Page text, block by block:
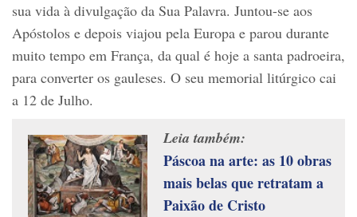
sua vida à divulgação da Sua Palavra. Juntou-se aos
Apóstolos e depois viajou pela Europa e parou durante
muito tempo em França, da qual é hoje a santa padroeira,
para converter os gauleses. O seu memorial litúrgico cai
a 12 de Julho.
Leia também:
Páscoa na arte: as 10 obras
mais belas que retratam a
Paixão de Cristo